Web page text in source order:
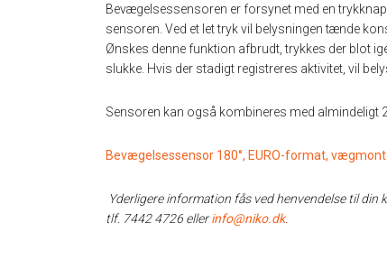
Bevægelsessensoren er forsynet med en
sensoren. Ved et let tryk vil belysningen tænde
Ønskes denne funktion afbrudt, trykkes der blot
slukke. Hvis der stadigt registreres aktivitet, vil
Sensoren kan også kombineres med almindeligt
Bevægelsessensor 180°, EURO-format,
Yderligere information fås ved henvendelse til din
tlf. 7442 4726 ellerinfo@niko.dk.